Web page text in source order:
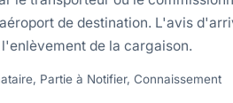
de destination. L'avis
de la cargaison.
Partie à Notifier, Connaissement